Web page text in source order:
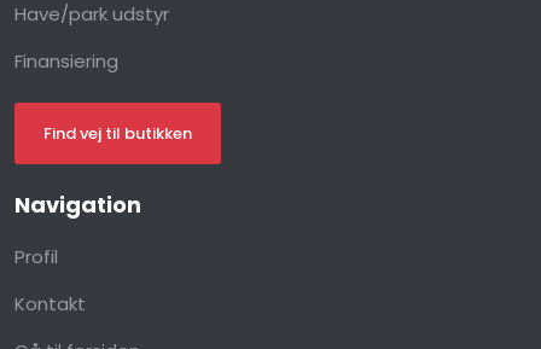
Have/park udstyr
Finansiering
Find vej til butikken
Navigation​
Profil
Kontakt